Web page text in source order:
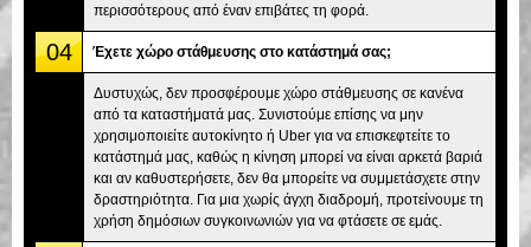
περισσότερους από έναν επιβάτες τη φορά.
04 Έχετε χώρο στάθμευσης στο κατάστημά σας;
Δυστυχώς, δεν προσφέρουμε χώρο στάθμευσης σε κανένα
από τα καταστήματά μας. Συνιστούμε επίσης να μην
χρησιμοποιείτε αυτοκίνητο ή Uber για να επισκεφτείτε το
κατάστημά μας, καθώς η κίνηση μπορεί να είναι αρκετά βαριά
και αν καθυστερήσετε, δεν θα μπορείτε να συμμετάσχετε στην
δραστηριότητα. Για μια χωρίς άγχη διαδρομή, προτείνουμε τη
χρήση δημόσιων συγκοινωνιών για να φτάσετε σε εμάς.